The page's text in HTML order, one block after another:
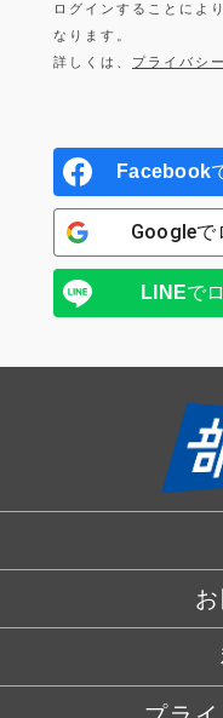
ログインすることによ
なります。
詳しくは、 プライバシ
Facebook
Googleで
LINEで